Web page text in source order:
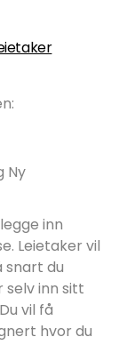
Ny
inn
Leietaker vil
snart du
inn sitt
vil få
hvor du